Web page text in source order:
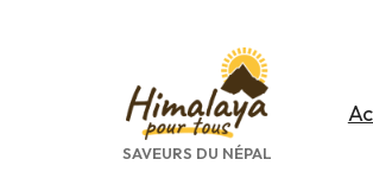
SAVEURS DU NÉPAL